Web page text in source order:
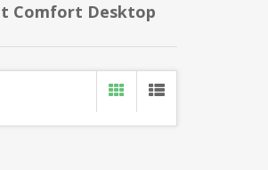
Comfort Desktop